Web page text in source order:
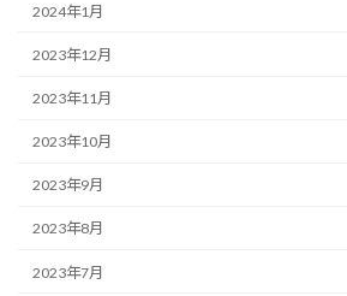
2024年1月
2023年12月
2023年11月
2023年10月
2023年9月
2023年8月
2023年7月